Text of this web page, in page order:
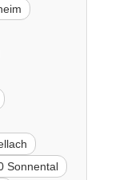
Sonnental